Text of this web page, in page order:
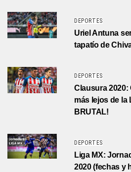
DEPORTES
Uriel Antuna
tapatío de
DEPORTES
Clausura 2020:
más lejos de la
BRUTAL!
DEPORTES
Liga MX:
2020 (fechas y